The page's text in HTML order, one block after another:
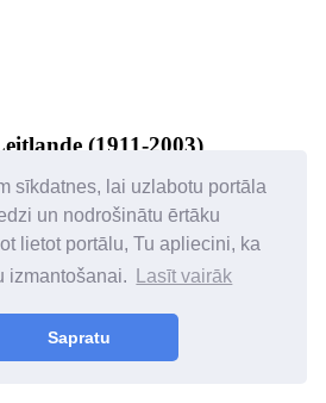
sīkdatnes, lai uzlabotu portāla
un nodrošinātu ērtāku
lietot portālu, Tu apliecini, ka
izmantošanai.
Lasīt vairāk
Sapratu
(1911-2003)